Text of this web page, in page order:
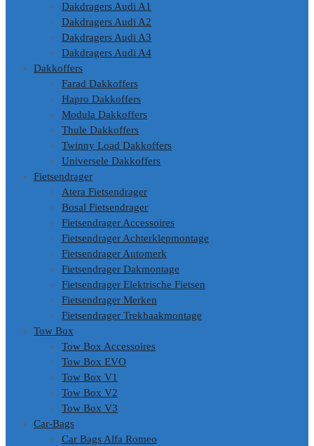
Dakdragers Audi A1
Dakdragers Audi A2
Dakdragers Audi A3
Dakdragers Audi A4
Dakkoffers
Farad Dakkoffers
Hapro Dakkoffers
Modula Dakkoffers
Thule Dakkoffers
Twinny Load Dakkoffers
Universele Dakkoffers
Fietsendrager
Atera Fietsendrager
Bosal Fietsendrager
Fietsendrager Accessoires
Fietsendrager Achterklepmontage
Fietsendrager Automerk
Fietsendrager Dakmontage
Fietsendrager Elektrische Fietsen
Fietsendrager Merken
Fietsendrager Trekhaakmontage
Tow Box
Tow Box Accessoires
Tow Box EVO
Tow Box V1
Tow Box V2
Tow Box V3
Car-Bags
Car Bags Alfa Romeo